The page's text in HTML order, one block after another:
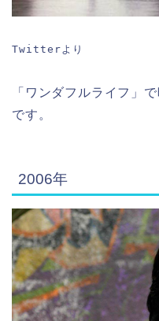
Twitterより
「ワンダフルライフ」
です。
2006年